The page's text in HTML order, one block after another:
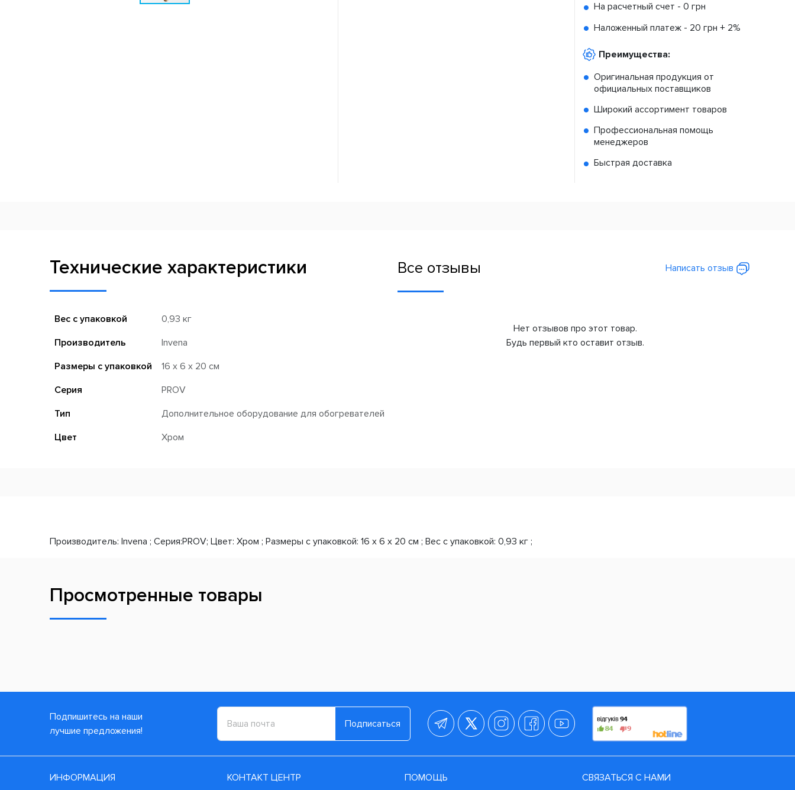
На расчетный счет - 0 грн
Наложенный платеж - 20 грн + 2%
Преимущества:
Оригинальная продукция от
официальных поставщиков
Широкий ассортимент товаров
Профессиональная помощь
менеджеров
Быстрая доставка
Технические характеристики
Вес с упаковкой
0,93 кг
Производитель
Invena
Размеры с упаковкой
16 x 6 x 20 см
Серия
PROV
Тип
Дополнительное оборудование для обогревателей
Цвет
Хром
Все отзывы Написать отзыв
Нет отзывов про этот товар.
Будь первый кто оставит отзыв.
Производитель: Invena ; Серия:PROV; Цвет: Хром ; Размеры с упаковкой: 16 x 6 x 20 см ; Вес с упаковкой: 0,93 кг ;
Просмотренные товары
Подпишитесь на наши
лучшие предложения!
Подписаться
ИНФОРМАЦИЯ КОНТАКТ ЦЕНТР ПОМОЩЬ СВЯЗАТЬСЯ С НАМИ